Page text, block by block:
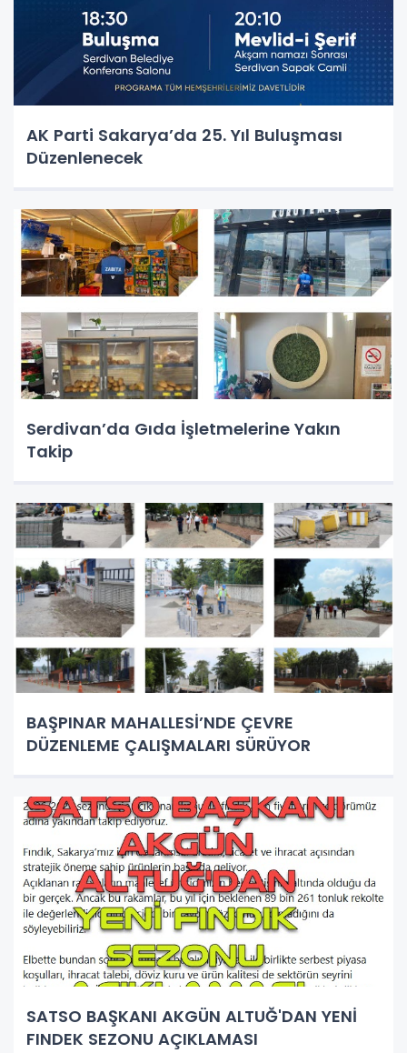
AK Parti Sakarya’da 25. Yıl Buluşması
Düzenlenecek
Serdivan’da Gıda İşletmelerine Yakın
Takip
BAŞPINAR MAHALLESİ’NDE ÇEVRE
DÜZENLEME ÇALIŞMALARI SÜRÜYOR
SATSO BAŞKANI AKGÜN ALTUĞ'DAN YENİ
FINDEK SEZONU AÇIKLAMASI